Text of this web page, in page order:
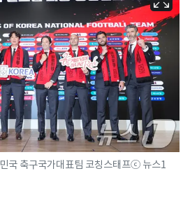
국 축구국가대표팀 코칭스태프ⓒ 뉴스1